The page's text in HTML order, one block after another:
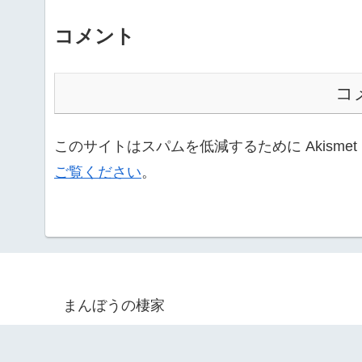
コメント
コ
このサイトはスパムを低減するために
ご覧ください。
まんぼうの棲家